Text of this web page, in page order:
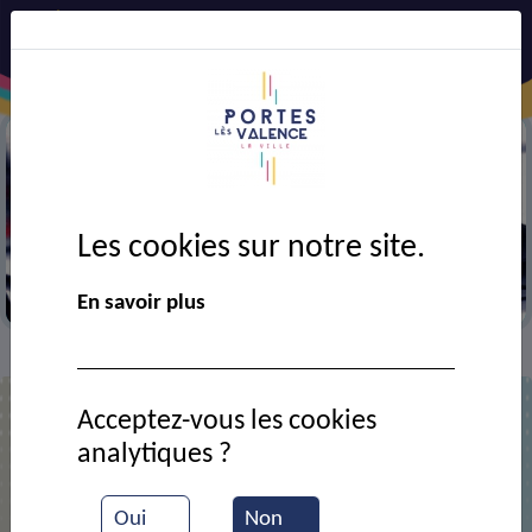
Précédent
Liste des documents
Les cookies sur notre site.
En savoir plus
Oui Non
Acceptez-vous les cookies
analytiques ?